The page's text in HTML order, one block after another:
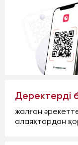
Деректерді
жалған
алаяқтардан